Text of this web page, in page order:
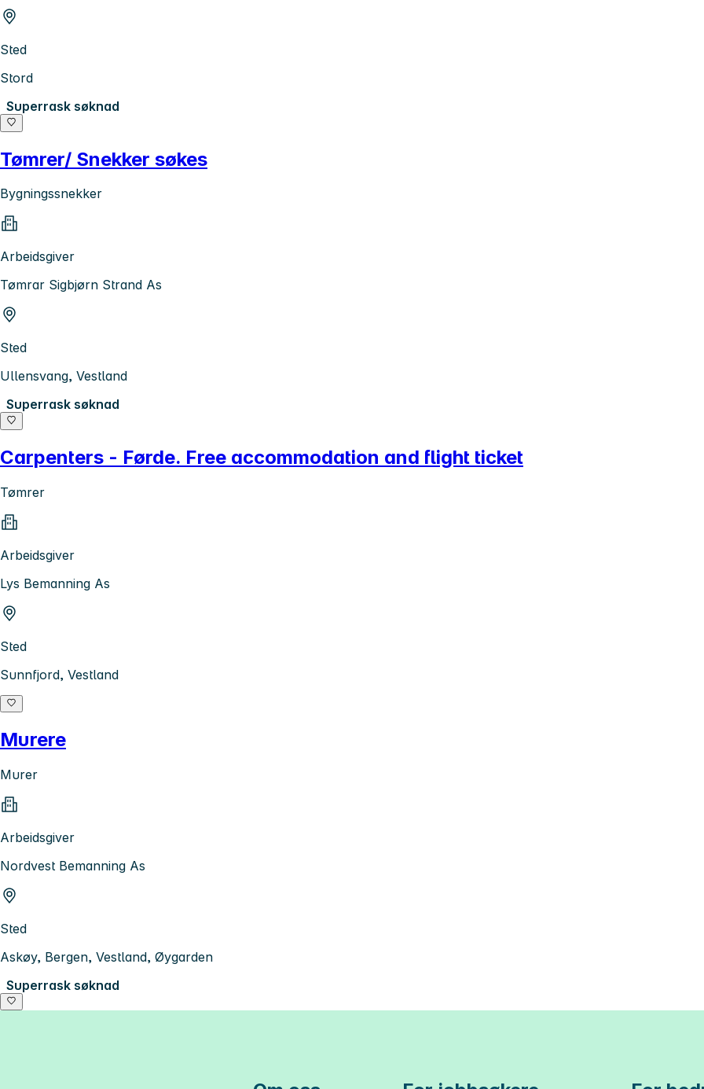
Sted
Stord
Superrask søknad
Tømrer/ Snekker søkes
Bygningssnekker
Arbeidsgiver
Tømrar Sigbjørn Strand As
Sted
Ullensvang, Vestland
Superrask søknad
Carpenters - Førde. Free accommodation and flight ticket
Tømrer
Arbeidsgiver
Lys Bemanning As
Sted
Sunnfjord, Vestland
Murere
Murer
Arbeidsgiver
Nordvest Bemanning As
Sted
Askøy, Bergen, Vestland, Øygarden
Superrask søknad